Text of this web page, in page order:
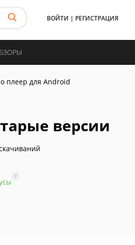
ВОЙТИ | РЕГИСТРАЦИЯ
плеер для Android
версии
?